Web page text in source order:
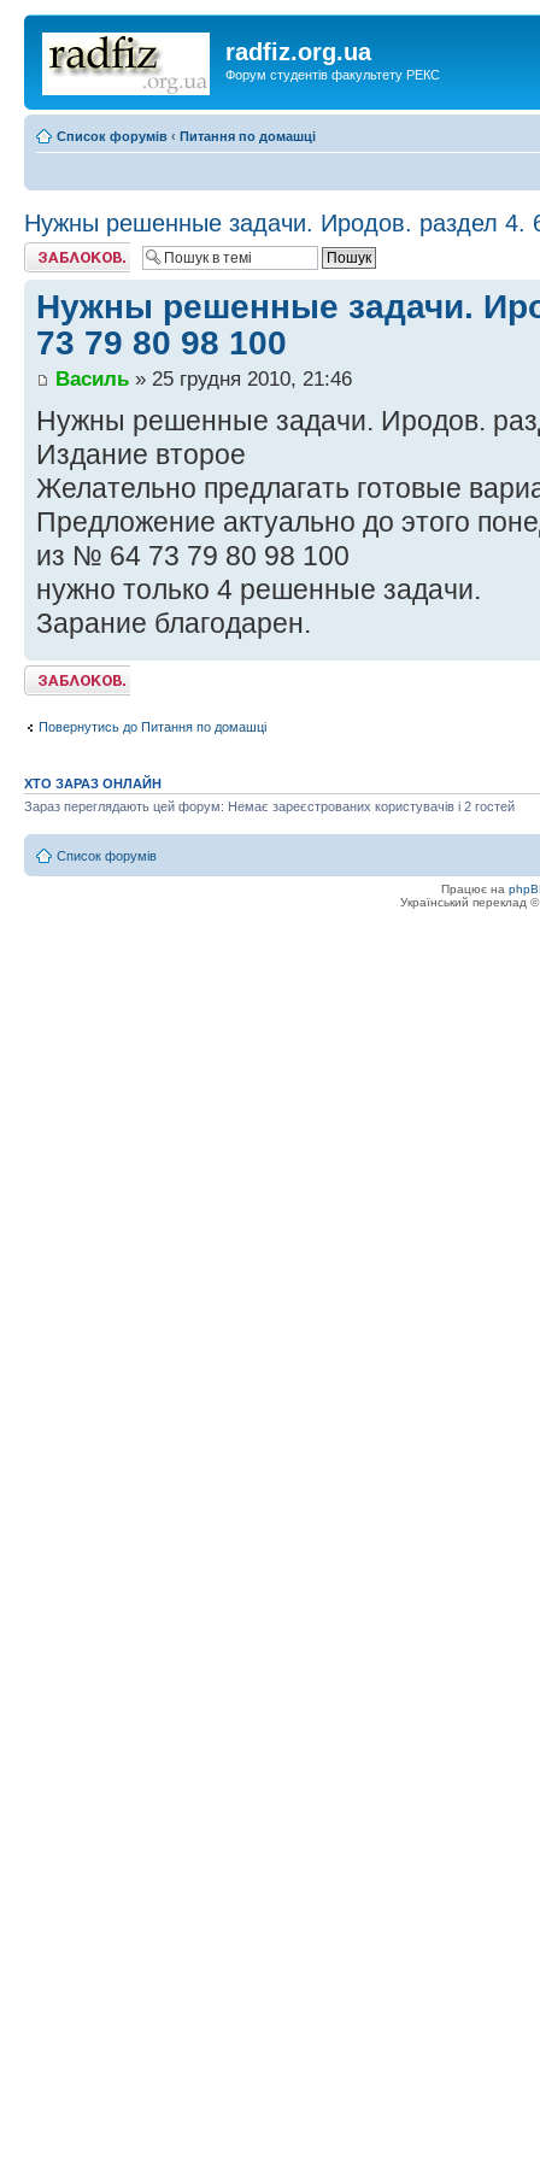
radfiz.org.ua
Форум студентів факультету РЕКС
Список форумів ‹ Питання по домашці
Нужны решенные задачи. Иродов. раздел 4.
Тему закрито
Нужны решенные задачи.
73 79 80 98 100
Василь » 25 грудня 2010, 21:46
Нужны решенные задачи. Иродов.
Издание второе
Желательно предлагать готовые
Предложение актуально до этого
из № 64 73 79 80 98 100
нужно только 4 решенные задачи.
Зарание благодарен.
Тему закрито
Повернутись до Питання по домашці
ХТО ЗАРАЗ ОНЛАЙН
Зараз переглядають цей форум: Немає зареєстрованих користувачів і 2 гостей
Список форумів
Працює на
Український переклад